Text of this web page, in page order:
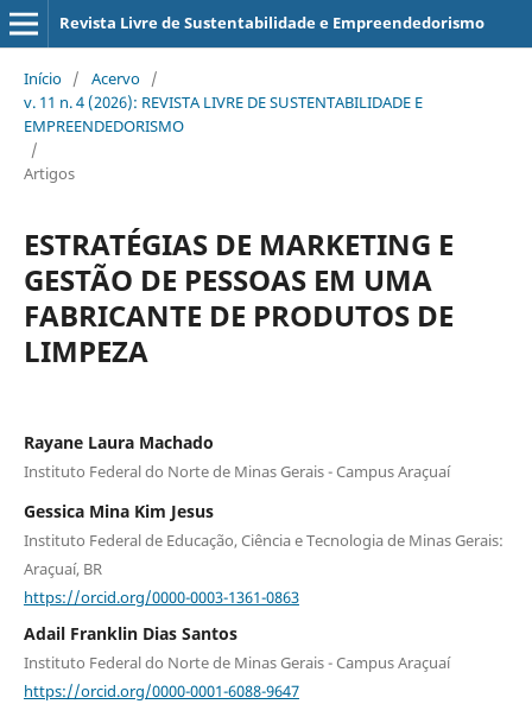
Revista Livre de Sustentabilidade e Empreendedorismo
Início / Acervo /
v. 11 n. 4 (2026): REVISTA LIVRE DE SUSTENTABILIDADE E
EMPREENDEDORISMO
/
Artigos
ESTRATÉGIAS DE MARKETING E
GESTÃO DE PESSOAS EM UMA
FABRICANTE DE PRODUTOS DE
LIMPEZA
Rayane Laura Machado
Instituto Federal do Norte de Minas Gerais - Campus Araçuaí
Gessica Mina Kim Jesus
Instituto Federal de Educação, Ciência e Tecnologia de Minas Gerais:
Araçuaí, BR
https://orcid.org/0000-0003-1361-0863
Adail Franklin Dias Santos
Instituto Federal do Norte de Minas Gerais - Campus Araçuaí
https://orcid.org/0000-0001-6088-9647